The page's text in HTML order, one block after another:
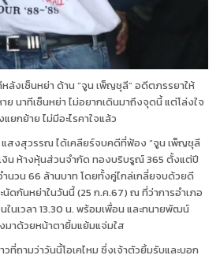
ลังเซ็นหย่า ด้าน “จูน เพ็ญชุลี” อดีตภรรยาให้
นาทีเซ็นหย่า ไม่อยากเดินมาถึงจุดนี้ แต่โล่งใจ
ยกย้าย ไม่มีอะไรคาใจแล้ว
สงสุวรรณ ได้เคลียร์จบคดีที่ฟ้อง “จูน เพ็ญชุลี
น ห้างหุ้นส่วนจำกัด ทองบริบรูณ์ 365 ตั้งแต่ปี
นวน 66 ล้านบาท โดยทั้งคู่ไกล่เกลี่ยจบด้วยดี
ดกันหย่าในวันนี้ (25 ก.ค.67) ณ ที่ว่าการอำเภอ
นเวลา 13.30 น. พร้อมเพื่อน และทนายพัฒน์
มาด้วยหน้าตายิ้มแย้มแจ่มใส
ที่ถามว่าวันนี้โอเคไหม ซึ่งเจ้าตัวยิ้มรับและบอก